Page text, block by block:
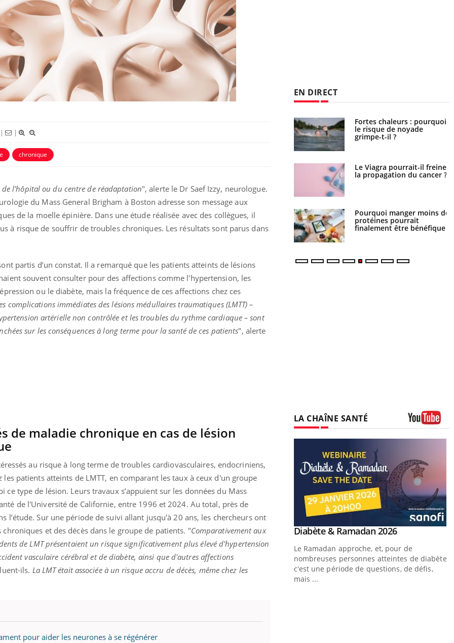
| |
chronique
de l'hôpital ou du centre de réadaptation", alerte le Dr Saef Izzy, neurologue.
du Mass General Brigham à Boston adresse son message aux
de la moelle épinière. Dans une étude réalisée avec des collègues, il
à risque de souffrir de troubles chroniques. Les résultats sont parus dans
partis d’un constat. Il a remarqué que les patients atteints de lésions
souvent consulter pour des affections comme l'hypertension, les
ou le diabète, mais la fréquence de ces affections chez ces
complications immédiates des lésions médullaires traumatiques (LMTT) –
artérielle non contrôlée et les troubles du rythme cardiaque – sont
sur les conséquences à long terme pour la santé de ces patients", alerte
de maladie chronique en cas de lésion
au risque à long terme de troubles cardiovasculaires, endocriniens,
patients atteints de LMTT, en comparant les taux à ceux d'un groupe
ce type de lésion. Leurs travaux s’appuient sur les données du Mass
de l'Université de Californie, entre 1996 et 2024. Au total, près de
l’étude. Sur une période de suivi allant jusqu'à 20 ans, les chercheurs ont
et des décès dans le groupe de patients. "Comparativement aux
de LMT présentaient un risque significativement plus élevé d'hypertension
vasculaire cérébral et de diabète, ainsi que d'autres affections
ils. La LMT était associée à un risque accru de décès, même chez les
pour aider les neurones à se régénérer
EN DIRECT
Cytomégalovirus : ce qui
change dans la prise en
charge des femmes
Pourquoi votre ventre
gâche-t-il les premiers
jours de vos vacances ?
Fortes chaleurs : pourquoi
le risque de noyade
grimpe-t-il ?
Le Viagra pourrait-il freiner
la propagation du cancer ?
Pourquoi manger moins de
protéines pourrait
finalement être bénéfique
LA CHAÎNE SANTÉ
& Charge mentale : et si on
en parler??Youtube
l'insuline dans le diabète de type 2
entourée d'idées reçues chez les
comme parfois chez les soignants.
Youtube
Eczéma Chronique des Mains : se
préparer pour l’été ! Youtube
L'été arrive… et avec lui, un tout nouveau
rythme de vie ! Vacances, plage, piscine,
Youtube
Diabète & Ramadan 2026Youtube
Le Ramadan approche, et, pour de
nombreuses personnes atteintes de diabète,
c'est une période de questions, de défis,
mais ...